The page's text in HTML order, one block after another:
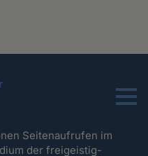
Menu
Seitenaufrufen im
der freigeistig-